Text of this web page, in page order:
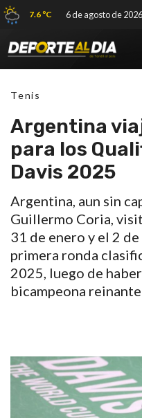
7.6 ºC 6 de agosto de 2026
Tenis
Argentina
para los
Davis 2025
Argentina, aun sin
Guillermo Coria,
31 de enero y el 2
primera ronda
2025, luego de
bicampeona